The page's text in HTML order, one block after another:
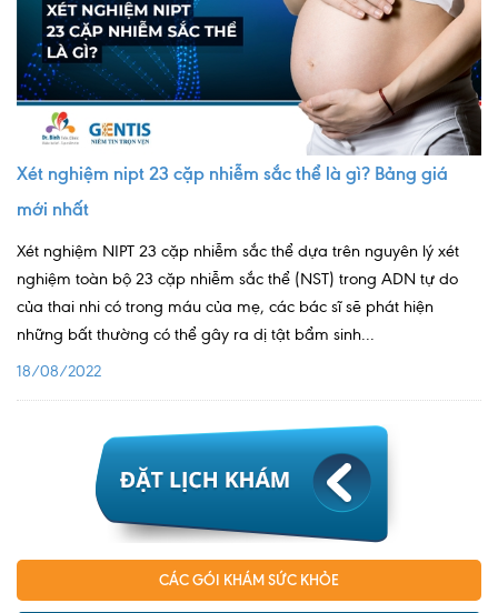
Xét nghiệm nipt 23 cặp nhiễm sắc thể là gì? Bảng giá
mới nhất
Xét nghiệm NIPT 23 cặp nhiễm sắc thể dựa trên nguyên lý xét
nghiệm toàn bộ 23 cặp nhiễm sắc thể (NST) trong ADN tự do
của thai nhi có trong máu của mẹ, các bác sĩ sẽ phát hiện
những bất thường có thể gây ra dị tật bẩm sinh...
18/08/2022
CÁC GÓI KHÁM SỨC KHỎE